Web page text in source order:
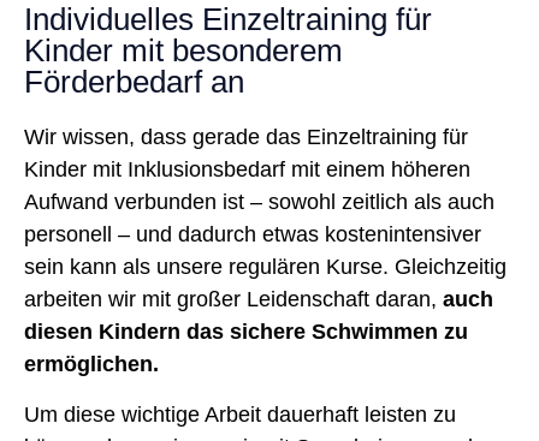
Individuelles Einzeltraining für
Kinder mit besonderem
Förderbedarf an
Wir wissen, dass gerade das Einzeltraining für
Kinder mit Inklusionsbedarf mit einem höheren
Aufwand verbunden ist – sowohl zeitlich als auch
personell – und dadurch etwas kostenintensiver
sein kann als unsere regulären Kurse. Gleichzeitig
arbeiten wir mit großer Leidenschaft daran, auch
diesen Kindern das sichere Schwimmen zu
ermöglichen.
Um diese wichtige Arbeit dauerhaft leisten zu